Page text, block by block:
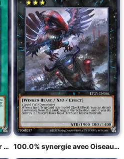
100.0% synergie avec Super Polymérisation 100.0% synergie avec Oiseau Totem